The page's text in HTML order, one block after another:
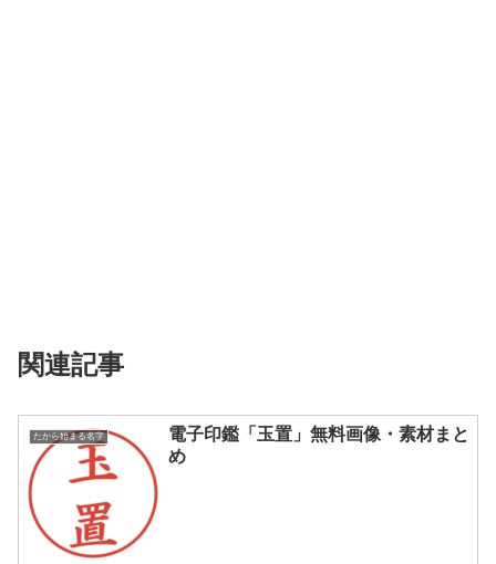
関連記事
たから始まる名字
電子印鑑「玉置」無料画像・素材まと
め